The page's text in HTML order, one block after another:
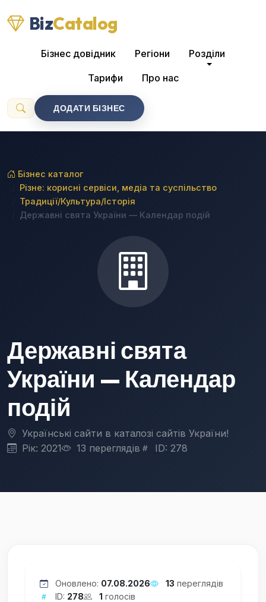
BizCatalog
Бізнес довідник Регіони Розділи
Тарифи Про нас
ДОДАТИ БІЗНЕС
Бізнес каталог
Різне: корисні сервіси, медіа та суспільство
Традиції/Культура/Історія
Державні свята України — Календар подій
Державні свята
України — Календар
подій
Українські сайти в каталозі сайтів України!
Рік: 2021
13 переглядів ID: 278
Оновлено: 07.08.2026 13 переглядів
ID: 278 1 голосів